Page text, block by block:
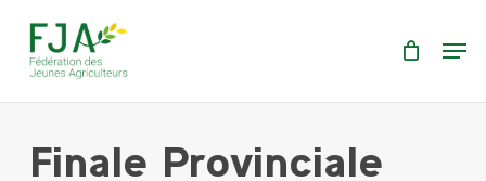
main
content
Finale Provinciale